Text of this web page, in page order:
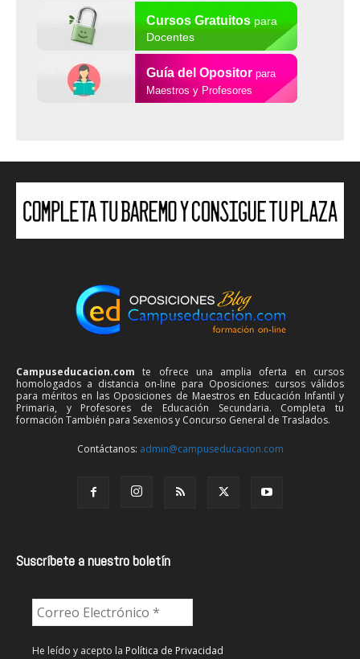
Cursos Gratuitospara
Docentes
Guía del Opositor para
Maestros y Profesores
Campuseducacion.com te ofrece una amplia oferta en cursos
homologados a distancia on-line para Oposiciones: cursos válidos
para méritos en las Oposiciones de Maestros en Educación Infantil y
Primaria, y Profesores de Educación Secundaria. Completa tu
formación También para Sexenios y Concurso General de Traslados.
Contáctanos: admin@campuseducacion.com
Suscríbete a nuestro boletín
He leído y acepto la Política de Privacidad